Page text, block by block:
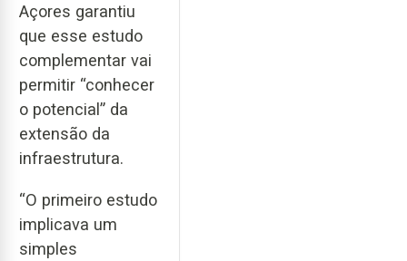
Açores garantiu
que esse estudo
complementar vai
permitir “conhecer
o potencial” da
extensão da
infraestrutura.
“O primeiro estudo
implicava um
simples